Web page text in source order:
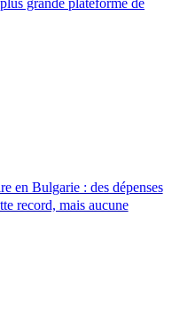
en Bulgarie : des dépenses
record, mais aucune